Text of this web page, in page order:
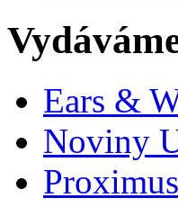
Ears &
Noviny
Proximus